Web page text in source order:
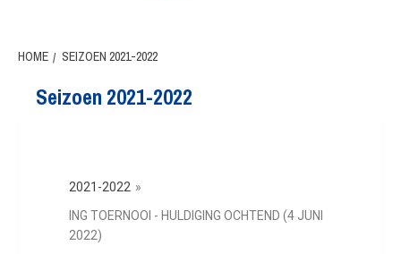
HOME SEIZOEN 2021-2022
Seizoen 2021-2022
2021-2022 »
ING TOERNOOI - HULDIGING OCHTEND (4 JUNI
2022)